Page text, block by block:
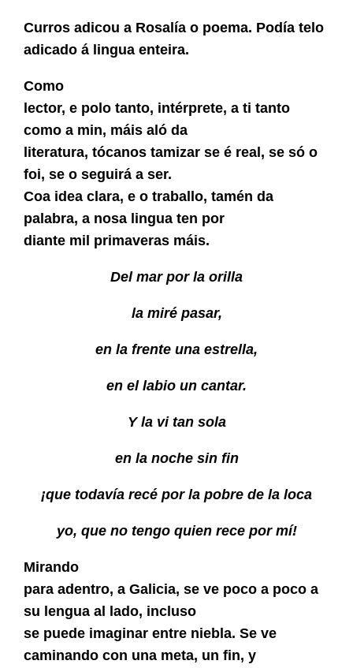
Curros adicou a Rosalía o poema. Podía telo
adicado á lingua enteira.
Como
lector, e polo tanto, intérprete, a ti tanto
como a min, máis aló da
literatura, tócanos tamizar se é real, se só o
foi, se o seguirá a ser.
Coa idea clara, e o traballo, tamén da
palabra, a nosa lingua ten por
diante mil primaveras máis.
Del mar por la orilla
la miré pasar,
en la frente una estrella,
en el labio un cantar.
Y la vi tan sola
en la noche sin fin
¡que todavía recé por la pobre de la loca
yo, que no tengo quien rece por mí!
Mirando
para adentro, a Galicia, se ve poco a poco a
su lengua al lado, incluso
se puede imaginar entre niebla. Se ve
caminando con una meta, un fin, y